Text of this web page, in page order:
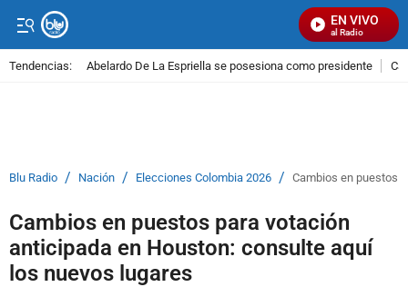
EN VIVO
Señal Visual Radio
Tendencias: Abelardo De La Espriella se posesiona como presidente
Blu Radio / Nación / Elecciones Colombia 2026 / Cambios en puestos
Cambios en puestos para votación
anticipada en Houston: consulte aquí
los nuevos lugares